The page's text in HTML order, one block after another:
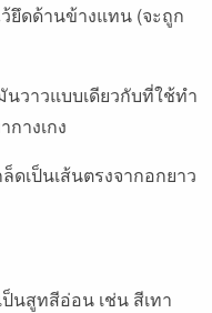
ยึดด้านข้างแทน (จะถูก
วาวแบบเดียวกับที่ใช้ทำ
างเกง
ดเป็นเส้นตรงจากอกยาว
นสูทสีอ่อน เช่น สีเทา